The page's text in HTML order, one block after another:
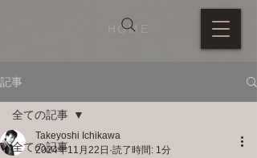
HOME
記事
全ての記事
全ての記事
Takeyoshi Ichikawa
2024年11月22日 読了時間: 1分